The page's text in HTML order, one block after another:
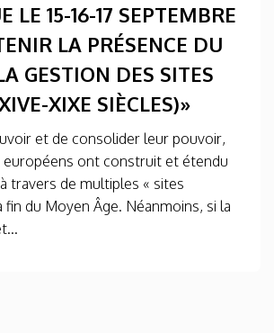
LE 15-16-17 SEPTEMBRE
LA PRÉSENCE DU
GESTION DES SITES
XIXE SIÈCLES)»
et de consolider leur pouvoir,
européens ont construit et étendu
travers de multiples « sites
fin du Moyen Âge. Néanmoins, si la